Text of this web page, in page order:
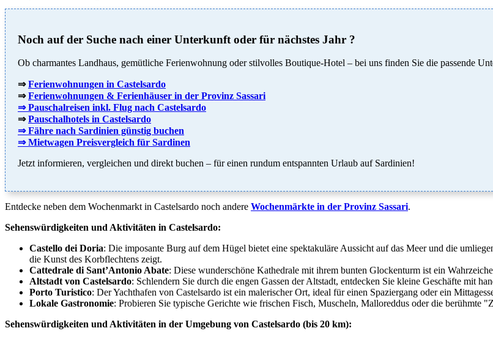
Noch auf der Suche nach einer Unterkunft oder für nächstes Jahr ?
Ob charmantes Landhaus, gemütliche Ferienwohnung oder stilvolles Boutique-Hotel – bei uns finden Sie die passende
⇒Ferienwohnungen in Castelsardo
⇒Ferienwohnungen & Ferienhäuser in der Provinz Sassari
⇒ Pauschalreisen inkl. Flug nach Castelsardo
⇒Pauschalhotels in Castelsardo
⇒ Fähre nach Sardinien günstig buchen
⇒ Mietwagen Preisvergleich für Sardinen
Jetzt informieren, vergleichen und direkt buchen – für einen rundum entspannten Urlaub auf Sardinien!
Entdecke neben dem Wochenmarkt in Castelsardo noch andere Wochenmärkte in der Provinz Sassari.
Sehenswürdigkeiten und Aktivitäten in Castelsardo:
Castello dei Doria: Die imposante Burg auf dem Hügel bietet eine spektakuläre Aussicht auf das Meer und die
die Kunst des Korbflechtens zeigt.
Cattedrale di Sant’Antonio Abate: Diese wunderschöne Kathedrale mit ihrem bunten Glockenturm ist ein
Altstadt von Castelsardo: Schlendern Sie durch die engen Gassen der Altstadt, entdecken Sie kleine Geschäfte mit
Porto Turistico: Der Yachthafen von Castelsardo ist ein malerischer Ort, ideal für einen Spaziergang oder ein
Lokale Gastronomie: Probieren Sie typische Gerichte wie frischen Fisch, Muscheln, Malloreddus oder die berühmte
Sehenswürdigkeiten und Aktivitäten in der Umgebung von Castelsardo (bis 20 km):